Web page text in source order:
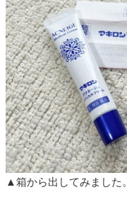
▲箱から出してみました。